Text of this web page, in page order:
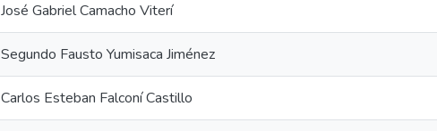
José Gabriel Camacho Viterí
Segundo Fausto Yumisaca Jiménez
Carlos Esteban Falconí Castillo